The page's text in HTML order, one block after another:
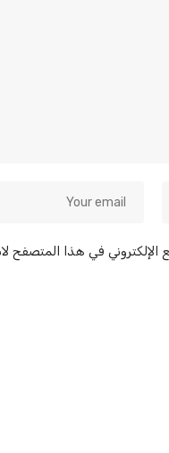
الإلكتروني في هذا المتصفح